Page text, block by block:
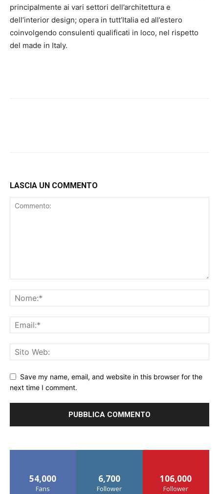
principalmente ai vari settori dell’architettura e
dell’interior design; opera in tutt’Italia ed all’estero
coinvolgendo consulenti qualificati in loco, nel rispetto
del made in Italy.
LASCIA UN COMMENTO
Save my name, email, and website in this browser for the
next time I comment.
54,000
Fans
6,700
Follower
106,000
Follower